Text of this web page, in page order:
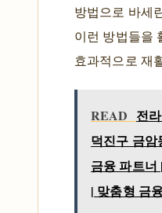
방법으로 바세
이런 방법들을
효과적으로 재
READ 전
덕진구 금
금융 파트너
| 맞춤형 금